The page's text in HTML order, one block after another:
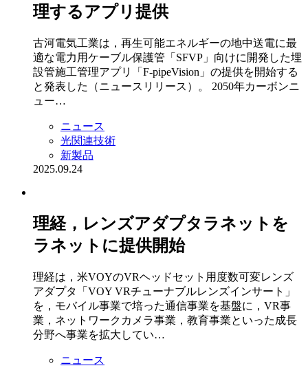
理するアプリ提供
古河電気工業は，再生可能エネルギーの地中送電に最
適な電力用ケーブル保護管「SFVP」向けに開発した埋
設管施工管理アプリ「F-pipeVision」の提供を開始する
と発表した（ニュースリリース）。 2050年カーボンニ
ュー…
ニュース
光関連技術
新製品
2025.09.24
理経，レンズアダプタラネットを
ラネットに提供開始
理経は，米VOYのVRヘッドセット用度数可変レンズ
アダプタ「VOY VRチューナブルレンズインサート」
を，モバイル事業で培った通信事業を基盤に，VR事
業，ネットワークカメラ事業，教育事業といった成長
分野へ事業を拡大してい…
ニュース